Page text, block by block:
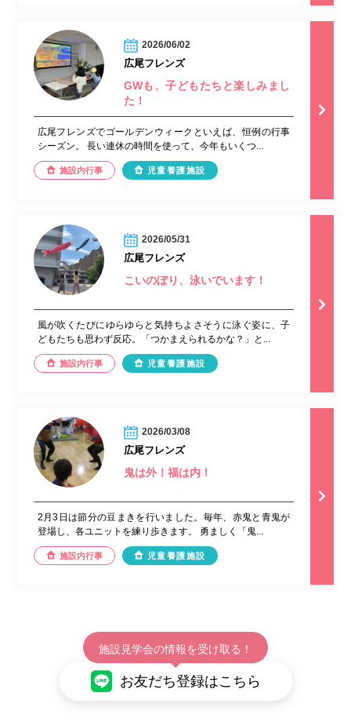
2026/06/02
広尾フレンズ
GWも、子どもたちと楽しみまし
た！
広尾フレンズでゴールデンウィークといえば、恒例の行事
シーズン。 長い連休の時間を使って、今年もいくつ...
施設内行事 児童養護施設
2026/05/31
広尾フレンズ
こいのぼり、泳いでいます！
風が吹くたびにゆらゆらと気持ちよさそうに泳ぐ姿に、子
どもたちも思わず反応。「つかまえられるかな？」と...
施設内行事 児童養護施設
2026/03/08
広尾フレンズ
鬼は外！福は内！
2月3日は節分の豆まきを行いました。毎年、赤鬼と青鬼が
登場し、各ユニットを練り歩きます。 勇ましく「鬼...
施設内行事 児童養護施設
施設見学会の情報を受け取る！
お友だち登録はこちら